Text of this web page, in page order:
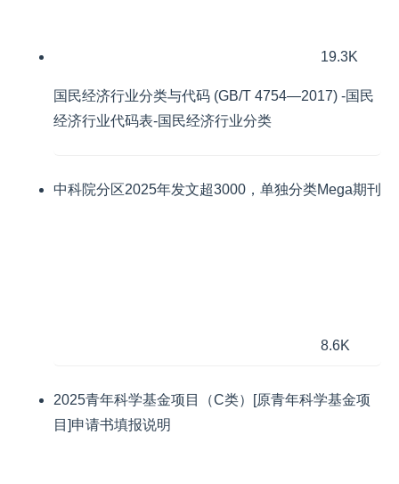
19.3K
国民经济行业分类与代码 (GB/T 4754—2017) -国民
经济行业代码表-国民经济行业分类
中科院分区2025年发文超3000，单独分类Mega期刊
8.6K
2025青年科学基金项目（C类）[原青年科学基金项
目]申请书填报说明